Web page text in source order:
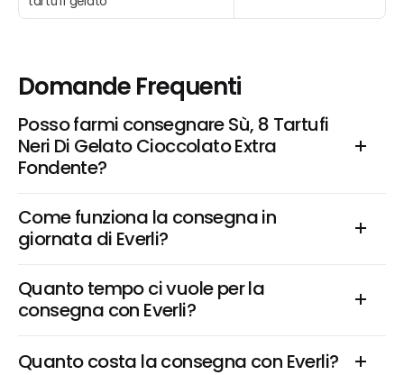
Domande Frequenti
Posso farmi consegnare Sù, 8 Tartufi
Neri Di Gelato Cioccolato Extra
Fondente?
Come funziona la consegna in
giornata di Everli?
Quanto tempo ci vuole per la
consegna con Everli?
Quanto costa la consegna con Everli?